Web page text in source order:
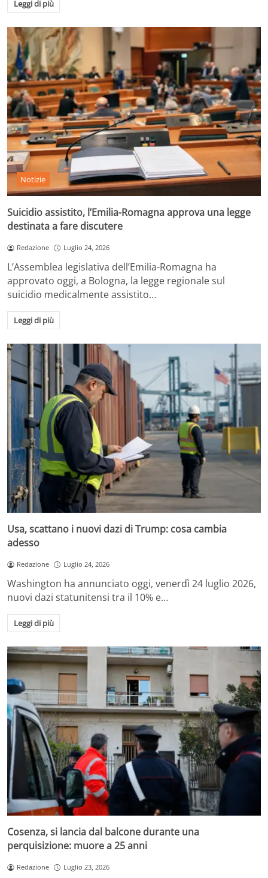
Leggi di più
Notizie
Suicidio assistito, l’Emilia-Romagna approva una legge
destinata a fare discutere
Redazione Luglio 24, 2026
L’Assemblea legislativa dell’Emilia-Romagna ha
approvato oggi, a Bologna, la legge regionale sul
suicidio medicalmente assistito…
Leggi di più
Usa, scattano i nuovi dazi di Trump: cosa cambia
adesso
Redazione Luglio 24, 2026
Washington ha annunciato oggi, venerdì 24 luglio 2026,
nuovi dazi statunitensi tra il 10% e…
Leggi di più
Cosenza, si lancia dal balcone durante una
perquisizione: muore a 25 anni
Redazione Luglio 23, 2026